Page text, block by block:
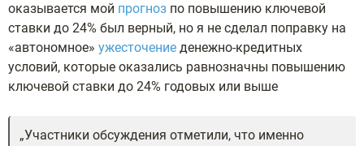
оказывается мой прогноз по повышению ключевой
ставки до 24% был верный, но я не сделал поправку на
«автономное» ужесточение денежно-кредитных
условий, которые оказались равнозначны повышению
ключевой ставки до 24% годовых или выше
Участники обсуждения отметили, что именно